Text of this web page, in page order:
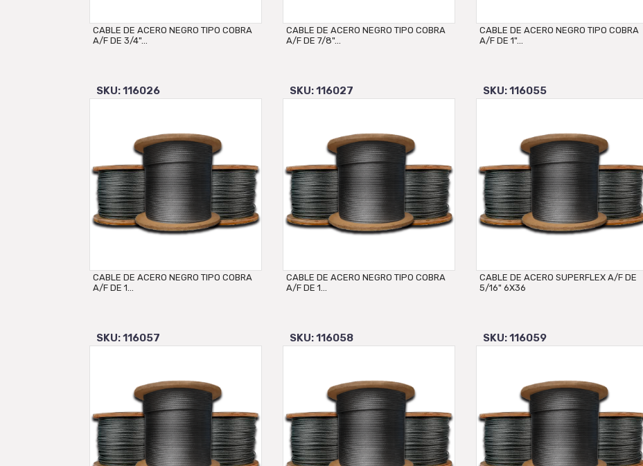
CABLE DE ACERO NEGRO TIPO COBRA
A/F DE 3/4"...
CABLE DE ACERO NEGRO TIPO COBRA
A/F DE 7/8"...
CABLE DE ACERO NEGRO TIPO COBRA
A/F DE 1"...
SKU: 116026
CABLE DE ACERO NEGRO TIPO COBRA
A/F DE 1...
SKU: 116027
CABLE DE ACERO NEGRO TIPO COBRA
A/F DE 1...
SKU: 116055
CABLE DE ACERO SUPERFLEX A/F DE
5/16" 6X36
SKU: 116057 SKU: 116058 SKU: 116059